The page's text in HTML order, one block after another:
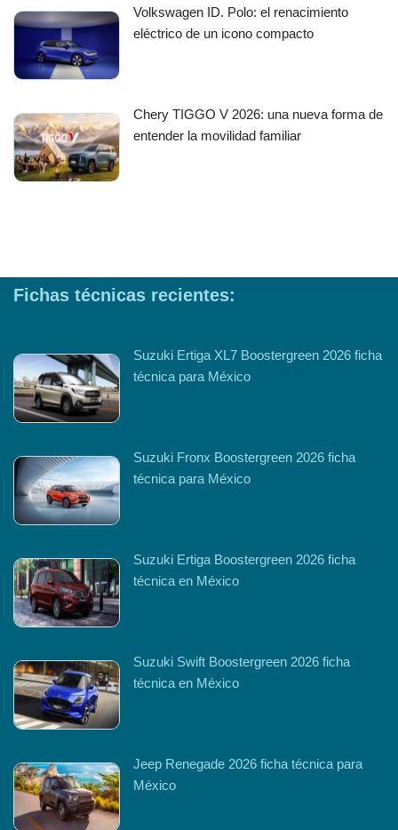
Volkswagen ID. Polo: el renacimiento
eléctrico de un icono compacto
Chery TIGGO V 2026: una nueva forma de
entender la movilidad familiar
Fichas técnicas recientes:
Suzuki Ertiga XL7 Boostergreen 2026 ficha
técnica para México
Suzuki Fronx Boostergreen 2026 ficha
técnica para México
Suzuki Ertiga Boostergreen 2026 ficha
técnica en México
Suzuki Swift Boostergreen 2026 ficha
técnica en México
Jeep Renegade 2026 ficha técnica para
México